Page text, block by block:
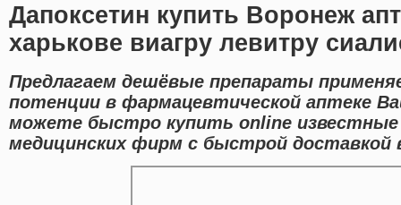
Дапоксетин купить Воронеж
харькове виагру левитру
Предлагаем дешёвые препараты
потенции в фармацевтической аптеке
можете быстро купить online известные
медицинских фирм с быстрой доставкой